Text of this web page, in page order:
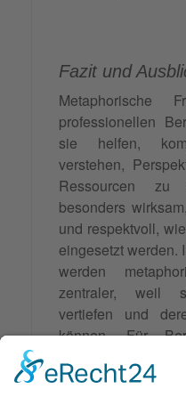
Fazit und
professionellen
sie helfen,
verstehen,
Ressourcen
besonders
und respektvoll,
eingesetzt werden.
werden
zentraler, weil
vertiefen und
können. Für
kennen und richtig